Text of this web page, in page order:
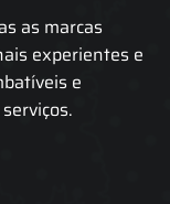
as marcas
experientes e
e